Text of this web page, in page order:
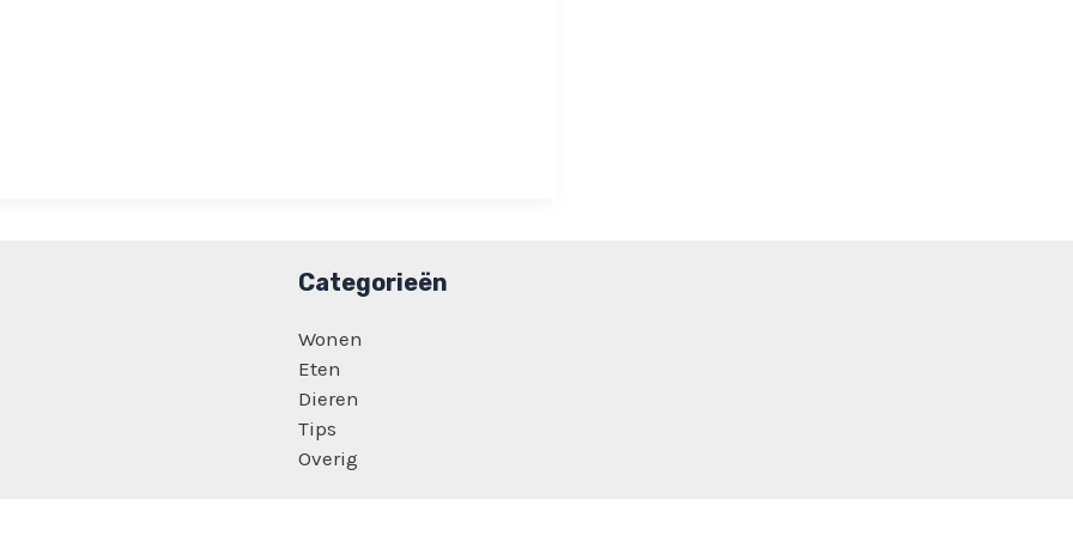
Categorieën
Wonen
Eten
Dieren
Tips
Overig